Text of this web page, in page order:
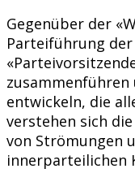
Gegenüber der
Parteiführung
entwickeln, die
verstehen sich
von Strömungen
innerparteilichen